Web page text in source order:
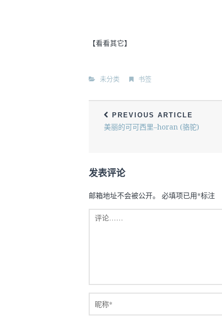
【看看其它】
未分类 书签
PREVIOUS ARTICLE
美丽的可可西里–horan (骆驼)
发表评论
邮箱地址不会被公开。 必填项已用*标注